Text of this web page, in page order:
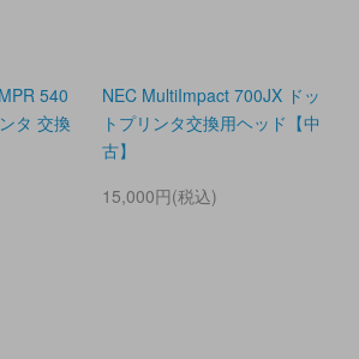
540
タ 交換
NEC MultiImpact 700JX ドッ
トプリンタ交換用ヘッド【中
古】
15,000円(税込)